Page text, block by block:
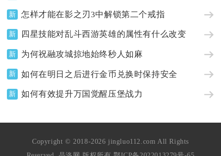
新 怎样才能在影之刃3中解锁第二个戒指
新 四星技能对乱斗西游英雄的属性有什么改变
新 为何祝融攻城掠地始终秒人如麻
新 如何在明日之后进行金币兑换时保持安全
新 如何有效提升万国觉醒压堡战力
Copyright © 2018-2026 jingluo112.com All Rights